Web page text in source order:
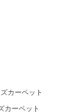
カーペット
カーペット